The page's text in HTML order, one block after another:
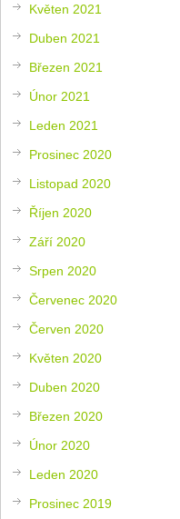
Květen 2021
Duben 2021
Březen 2021
Únor 2021
Leden 2021
Prosinec 2020
Listopad 2020
Říjen 2020
Září 2020
Srpen 2020
Červenec 2020
Červen 2020
Květen 2020
Duben 2020
Březen 2020
Únor 2020
Leden 2020
Prosinec 2019